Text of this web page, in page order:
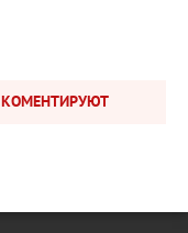
КОМЕНТИРУЮТ